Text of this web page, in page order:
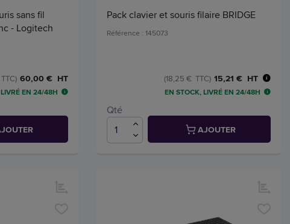
sans fil
- Logitech
60,00 € HT
EN 24/48H
Pack clavier et souris filaire BRIDGE
Référence : 145073
15,21 € HT
(18,25 € TTC)
EN STOCK, LIVRÉ EN 24/48H
Qté
AJOUTER